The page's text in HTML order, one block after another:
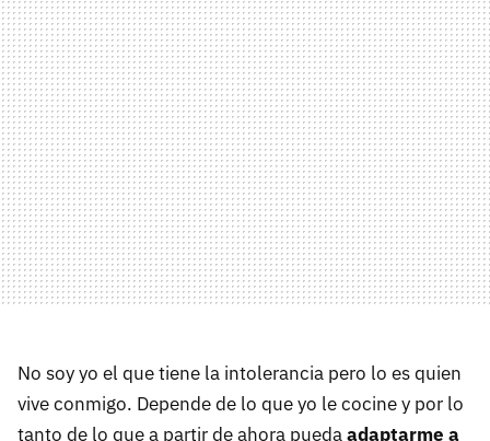
No soy yo el que tiene la intolerancia pero lo es quien
vive conmigo. Depende de lo que yo le cocine y por lo
tanto de lo que a partir de ahora puedaadaptarme a